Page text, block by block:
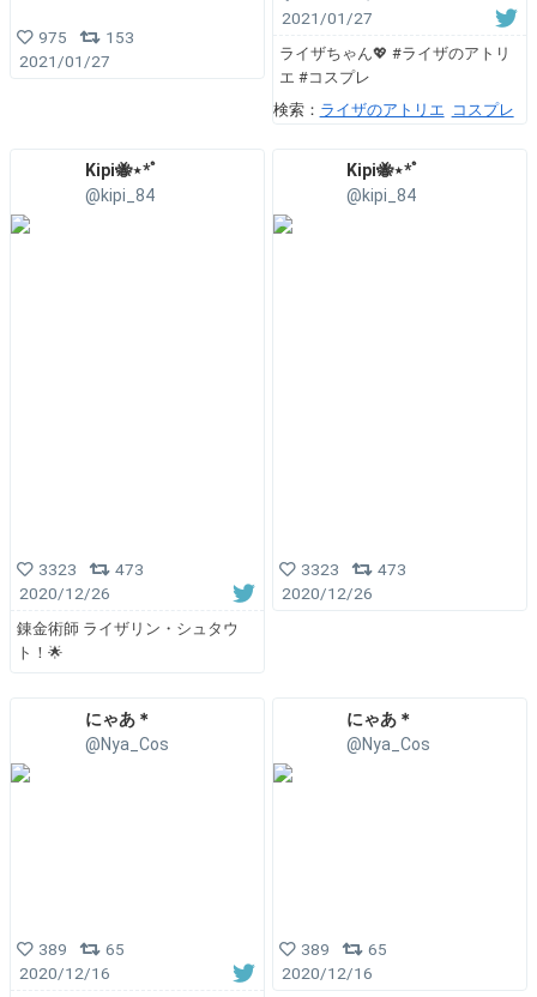
975
153
2021/01/27
2021/01/27
ライザちゃん💖 #ライザのアトリ
エ #コスプレ
検索： ライザのアトリエ コスプレ
Kipi🐝⋆︎*ﾟ
@kipi_84
3323
473
2020/12/26
錬金術師 ライザリン・シュタウ
ト！🌟
Kipi🐝⋆︎*ﾟ
@kipi_84
3323
473
2020/12/26
にゃあ＊
@Nya_Cos
389
65
2020/12/16
にゃあ＊
@Nya_Cos
389
65
2020/12/16